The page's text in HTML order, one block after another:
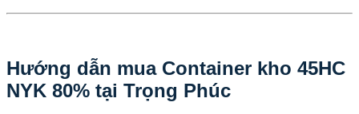
Hướng dẫn mua Container kho 45HC
NYK 80% tại Trọng Phúc